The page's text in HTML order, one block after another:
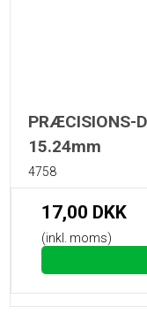
PRÆCISIONS-
15.24mm
4758
17,00 DKK
(inkl. moms)